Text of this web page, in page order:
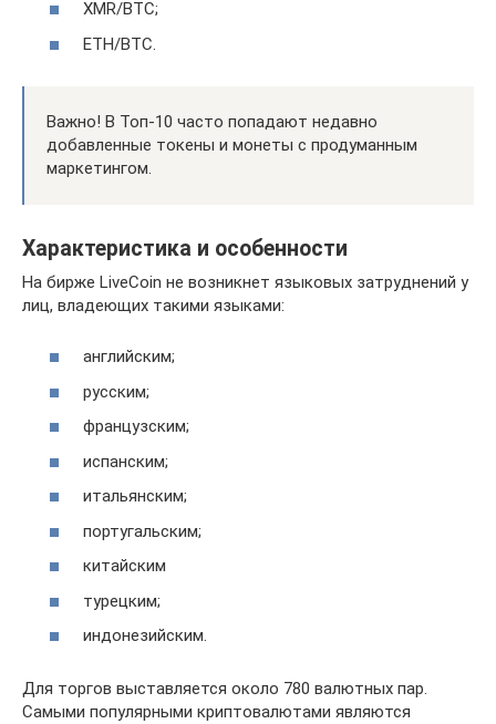
XMR/BTC;
ETH/BTC.
Важно! В Топ-10 часто попадают недавно
добавленные токены и монеты с продуманным
маркетингом.
Характеристика и особенности
На бирже LiveCoin не возникнет языковых затруднений у
лиц, владеющих такими языками:
английским;
русским;
французским;
испанским;
итальянским;
португальским;
китайским
турецким;
индонезийским.
Для торгов выставляется около 780 валютных пар.
Самыми популярными криптовалютами являются